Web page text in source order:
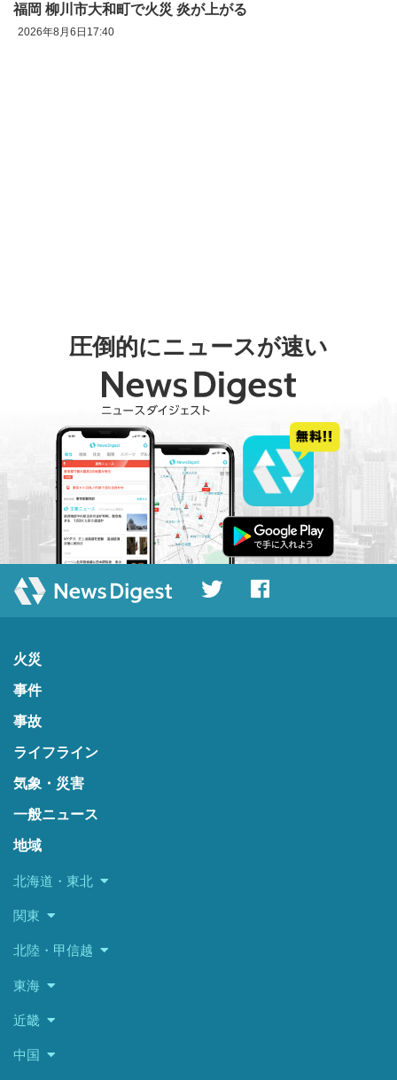
福岡 柳川市大和町で火災 炎が上がる
2026年8月6日17:40
圧倒的にニュースが速い
火災
事件
事故
ライフライン
気象・災害
一般ニュース
地域
北海道・東北
関東
北陸・甲信越
東海
近畿
中国